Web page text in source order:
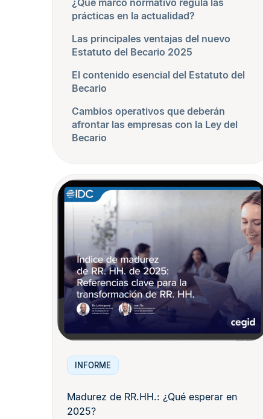
¿Qué marco normativo regula las
prácticas en la actualidad?
Las principales ventajas del nuevo
Estatuto del Becario 2025
El contenido esencial del Estatuto del
Becario
Cambios operativos que deberán
afrontar las empresas con la Ley del
Becario
INFORME
Madurez de RR.HH.: ¿Qué esperar en
2025?